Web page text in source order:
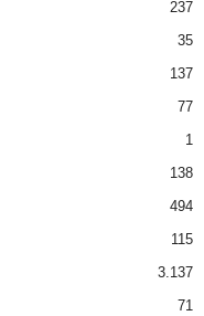
237
35
137
77
1
138
494
115
3.137
71